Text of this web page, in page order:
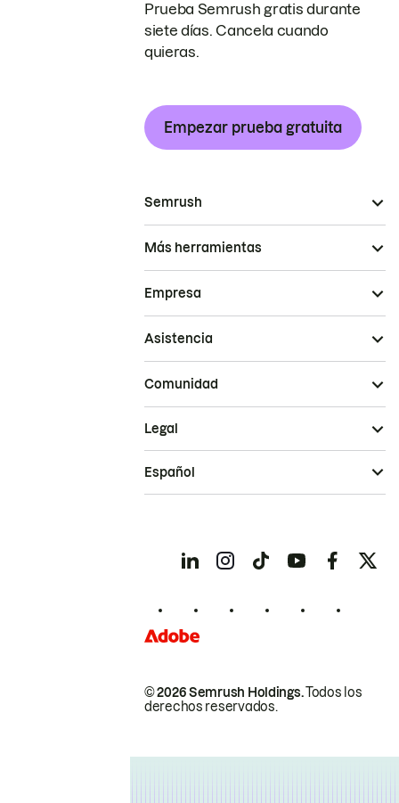
Prueba Semrush gratis durante
siete días. Cancela cuando
quieras.
Empezar prueba gratuita
Semrush
Más herramientas
Empresa
Asistencia
Comunidad
© 2026 Semrush Holdings.Todos los
derechos reservados.
Legal
Español